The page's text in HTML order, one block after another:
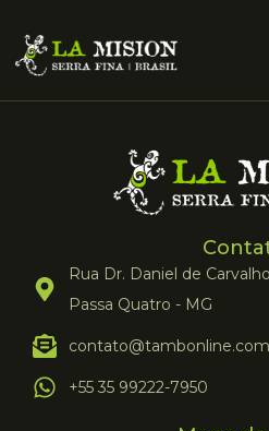
Rua Dr. Daniel de
Passa Quatro - MG
+55 35 99222-7950